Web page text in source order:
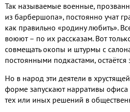
Так называемые военные,
из барбершопа», постоянно учат
как правильно «родину любить».
воюют – по их рассказам. Вот
совмещать окопы и штурмы с
постоянными подкастами, остаётся
Но в народ эти деятели в
форме запускают нарративы офиса
тех или иных решений в